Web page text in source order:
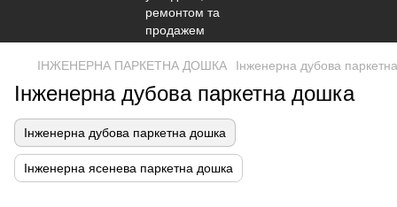
ІНЖЕНЕРНА ПАРКЕТНА ДОШКА Інженерна дубова
Інженерна дубова паркетна дошка
Інженерна дубова паркетна дошка
Інженерна ясенева паркетна дошка